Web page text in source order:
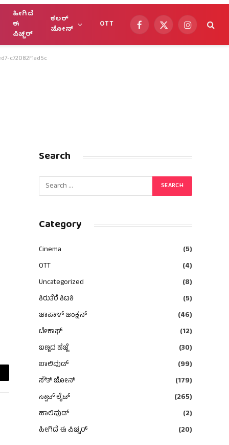
ಹೀಗಿದೆ
ಈ
ಪಿಚ್ಚರ್
ಕಲರ್
ಜೋನ್
OTT Facebook
X
Instagram
c72082f1ad5c
Search
Category
Cinema
(5)
OTT
(4)
Uncategorized
(8)
ಕಿರುತೆರೆ ಕಿಟಕಿ
(5)
ಜಾಪಾಳ್ ಜಂಕ್ಷನ್
(46)
ಟೇಕಾಫ್
(12)
ಬಣ್ಣದ ಹೆಜ್ಜೆ
(30)
ಬಾಲಿವುಡ್
(99)
ಸೌತ್ ಜೋನ್
(179)
ಸ್ಪಾಟ್ ಲೈಟ್
(265)
ಹಾಲಿವುಡ್
(2)
ಹೀಗಿದೆ ಈ ಪಿಚ್ಚರ್
(20)